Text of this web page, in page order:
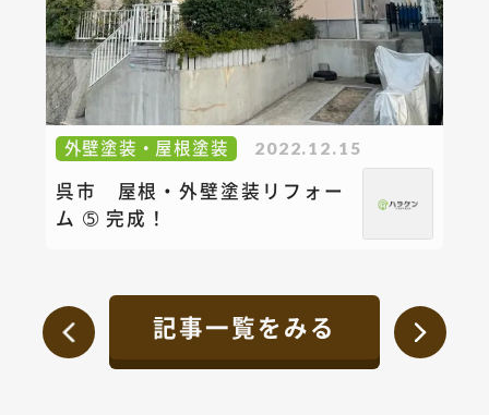
外壁塗装・屋根塗装 2022.12.15
呉市 屋根・外壁塗装リフォー
ム ➄ 完成！
記事一覧をみる